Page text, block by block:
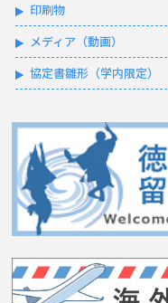
印刷物
メディア（動画）
協定書雛形（学内限定）